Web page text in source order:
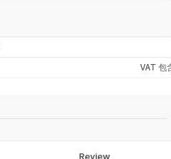
VAT 包
Review